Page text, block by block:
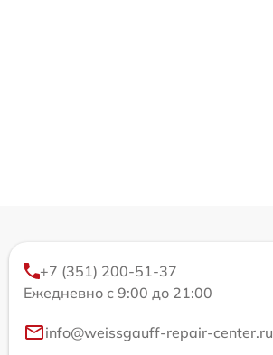
+7 (351) 200-51-37
Ежедневно с 9:00 до 21:00
info@weissgauff-repair-center.ru